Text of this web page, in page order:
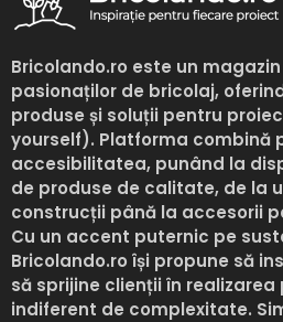
Bricolando.ro este un
pasionaților de bricolaj,
produse și soluții pentru
yourself). Platforma combină
accesibilitatea, punând la
de produse de calitate, de la
construcții până la accesorii
Cu un accent puternic pe
Bricolando.ro își propune să
să sprijine clienții în realizarea
indiferent de complexitate.